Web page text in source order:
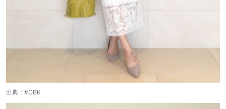
出典： #CBK